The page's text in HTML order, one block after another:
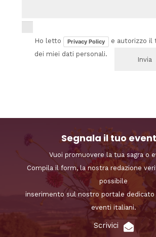
Ho letto Privacy Policy
e autorizzo il
dei miei dati personali.
Segnala il tuo
Vuoi promuovere la tua sagra o
Compila il form, la nostra redazione
possibile
inserimento sul nostro portale dedicato
eventi italiani.
Scrivici